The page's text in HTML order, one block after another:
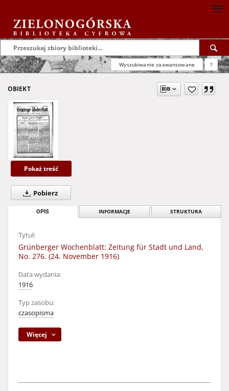
Wyszukiwanie zaawansowane ?
OBIEKT
Pokaż treść
Pobierz
OPIS INFORMACJE STRUKTURA
Tytuł:
Grünberger Wochenblatt: Zeitung für Stadt und Land,
No. 276. (24. November 1916)
Data wydania:
1916
Typ zasobu:
czasopisma
Więcej